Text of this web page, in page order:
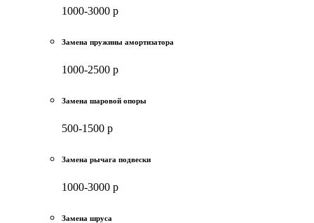
1000-3000 р
Замена пружины амортизатора
1000-2500 р
Замена шаровой опоры
500-1500 р
Замена рычага подвески
1000-3000 р
Замена шруса